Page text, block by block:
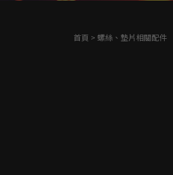
首頁 > 螺絲、墊片相關配件